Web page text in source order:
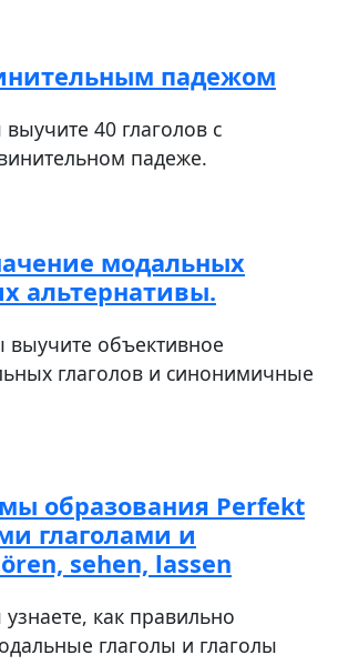
падежом
40 глаголов с
падеже.
модальных
альтернативы.
выучите объективное
глаголов и синонимичные
образования Perfekt
глаголами и
sehen, lassen
как правильно
глаголы и глаголы